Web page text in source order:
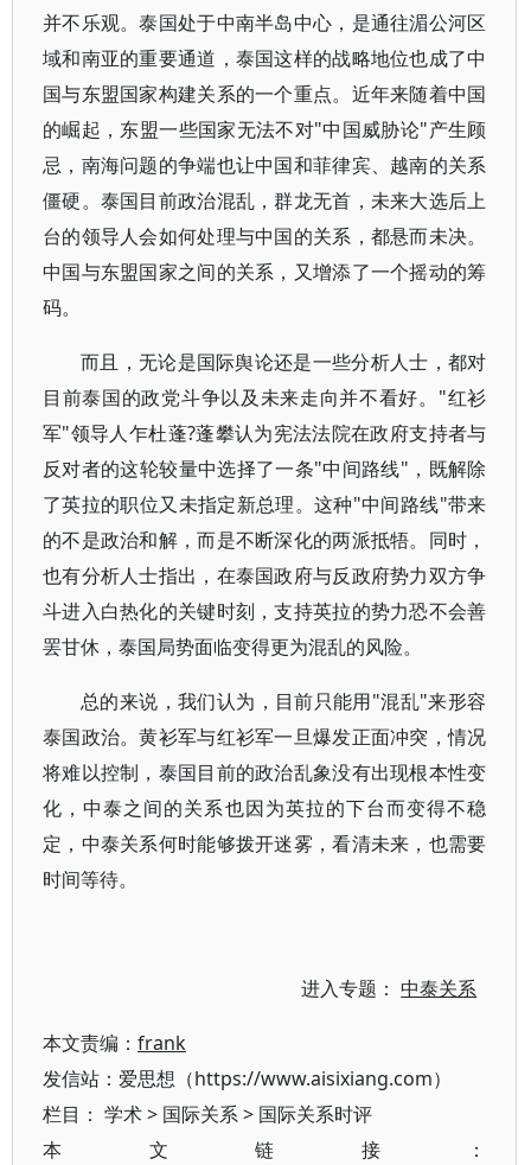
并不乐观。泰国处于中南半岛中心，是通往湄公河区
域和南亚的重要通道，泰国这样的战略地位也成了中
国与东盟国家构建关系的一个重点。近年来随着中国
的崛起，东盟一些国家无法不对"中国威胁论"产生顾
忌，南海问题的争端也让中国和菲律宾、越南的关系
僵硬。泰国目前政治混乱，群龙无首，未来大选后上
台的领导人会如何处理与中国的关系，都悬而未决。
中国与东盟国家之间的关系，又增添了一个摇动的筹
码。
而且，无论是国际舆论还是一些分析人士，都对
目前泰国的政党斗争以及未来走向并不看好。"红衫
军"领导人乍杜蓬?蓬攀认为宪法法院在政府支持者与
反对者的这轮较量中选择了一条"中间路线"，既解除
了英拉的职位又未指定新总理。这种"中间路线"带来
的不是政治和解，而是不断深化的两派抵牾。同时，
也有分析人士指出，在泰国政府与反政府势力双方争
斗进入白热化的关键时刻，支持英拉的势力恐不会善
罢甘休，泰国局势面临变得更为混乱的风险。
总的来说，我们认为，目前只能用"混乱"来形容
泰国政治。黄衫军与红衫军一旦爆发正面冲突，情况
将难以控制，泰国目前的政治乱象没有出现根本性变
化，中泰之间的关系也因为英拉的下台而变得不稳
定，中泰关系何时能够拨开迷雾，看清未来，也需要
时间等待。
进入专题：中泰关系
本文责编： frank
发信站：爱思想（https://www.aisixiang.com）
栏目： 学术> 国际关系> 国际关系时评
本文链接：